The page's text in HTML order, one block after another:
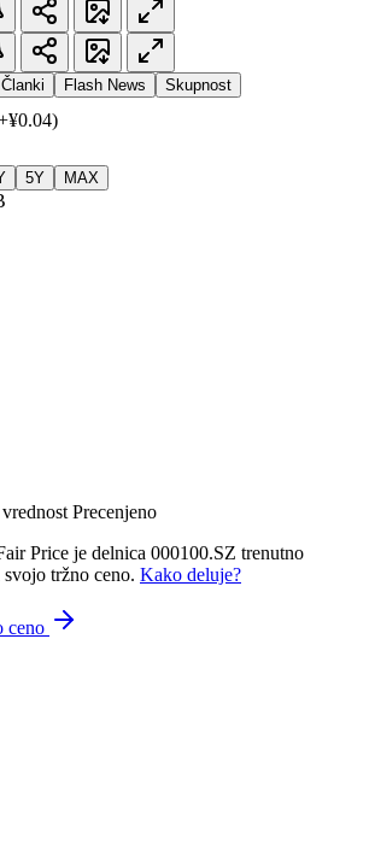
Članki Flash News Skupnost
5Y MAX
Precenjeno
Price je delnica 000100.SZ trenutno
tržno ceno. Kako deluje?
ceno